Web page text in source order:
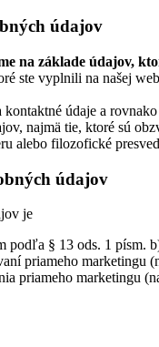
údajov
na základe údajov,
ste vyplnili na našej
kontaktné údaje a
najmä tie, ktoré sú
alebo filozofické
údajov
je
podľa § 13 ods. 1 písm.
priameho marketingu
priameho marketingu